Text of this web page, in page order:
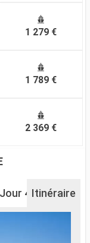
1 279 €
1 789 €
2 369 €
Jour 4 Jour 5
Itinéraire